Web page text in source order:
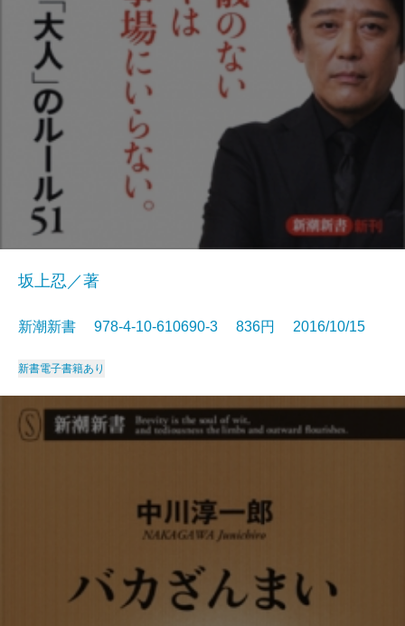
坂上忍／著
新潮新書 978-4-10-610690-3 836円 2016/10/15
新書電子書籍あり